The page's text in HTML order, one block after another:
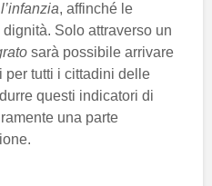
, affinché le
Solo attraverso un
sarà possibile arrivare
tutti i cittadini delle
questi indicatori di
una parte